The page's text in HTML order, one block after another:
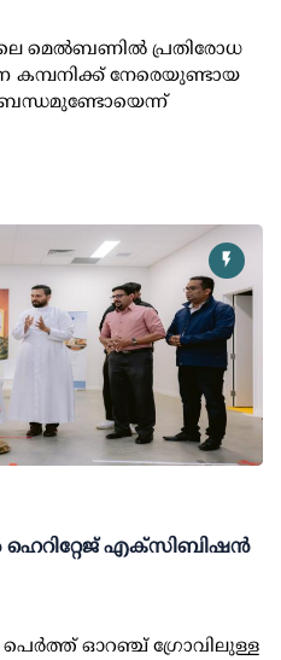
മെല്‍ബണില്‍ പ്രതിരോധ
കമ്പനിക്ക് നേരെയുണ്ടായ
ബന്ധമുണ്ടോയെന്ന്
എക്സിബിഷൻ
പെർത്ത് ഓറഞ്ച് ഗ്രോവിലുള്ള